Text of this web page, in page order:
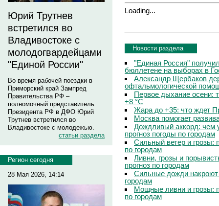
Юрий Трутнев
встретился во
Владивостоке с
молодогвардейцами
"Единой России"
Во время рабочей поездки в
Приморский край Зампред
Правительства РФ –
полномочный представитель
Президента РФ в ДФО Юрий
Трутнев встретился во
Владивостоке с молодежью.
статьи раздела
Регион сегодня
28 Мая 2026, 14:14
Loading...
Новости раздела
"Единая Россия"
бюллетене на выборах в
Александр Щербаков
офтальмологической
Первое дыхание осени:
+8 °C
Жара до +35: что ждет
Москва помогает
Дождливый аккорд: чем
прогноз погоды по городам
Сильный ветер и грозы:
по городам
Ливни, грозы и
прогноз по городам
Сильные дожди
городам
Мощные ливни и грозы:
по городам